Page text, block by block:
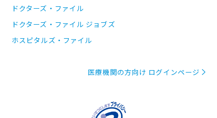
ドクターズ・ファイル
ドクターズ・ファイル ジョブズ
ホスピタルズ・ファイル
医療機関の方向け ログインページ